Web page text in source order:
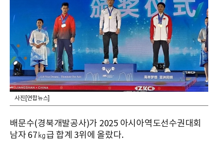
사진[연합뉴스]
배문수(경북개발공사)가 2025 아시아역도선수권대회
남자 67㎏급 합계 3위에 올랐다.